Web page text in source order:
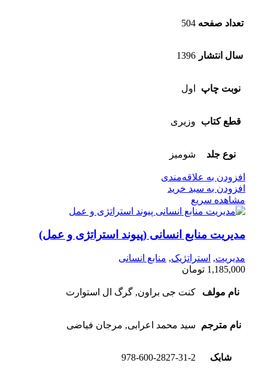
تعداد صفحه 504
سال انتشار 1396
نوبت چاپ اول
قطع کتاب وزیری
نوع جلد شومیز
افزودن به علاقه‌مندی
افزودن به سبد خرید
مشاهده سریع
مدیریت منابع انسانی (پیوند استراتژی و عمل)
مدیریت, استراتژیک, منابع انسانی
1,185,000 تومان
نام مولف کنت جی براون, گرگ ال استوارت
نام مترجم سید محمد اعرابی, مرجان فیاضی
شابک 978-600-2827-31-2